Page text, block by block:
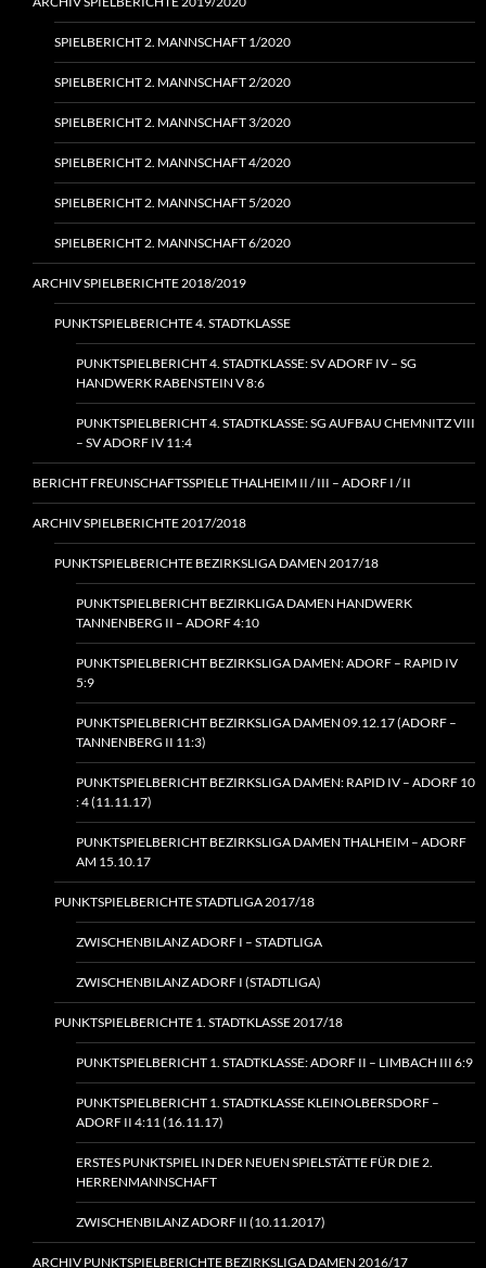
SPIELBERICHT 2. MANNSCHAFT 1/2020
SPIELBERICHT 2. MANNSCHAFT 2/2020
SPIELBERICHT 2. MANNSCHAFT 3/2020
SPIELBERICHT 2. MANNSCHAFT 4/2020
SPIELBERICHT 2. MANNSCHAFT 5/2020
SPIELBERICHT 2. MANNSCHAFT 6/2020
ARCHIV SPIELBERICHTE 2018/2019
PUNKTSPIELBERICHTE 4. STADTKLASSE
PUNKTSPIELBERICHT 4. STADTKLASSE: SV ADORF IV – SG
HANDWERK RABENSTEIN V 8:6
PUNKTSPIELBERICHT 4. STADTKLASSE: SG AUFBAU CHEMNITZ VIII
– SV ADORF IV 11:4
BERICHT FREUNSCHAFTSSPIELE THALHEIM II / III – ADORF I / II
ARCHIV SPIELBERICHTE 2017/2018
PUNKTSPIELBERICHTE BEZIRKSLIGA DAMEN 2017/18
PUNKTSPIELBERICHT BEZIRKLIGA DAMEN HANDWERK
TANNENBERG II – ADORF 4:10
PUNKTSPIELBERICHT BEZIRKSLIGA DAMEN: ADORF – RAPID IV
5:9
PUNKTSPIELBERICHT BEZIRKSLIGA DAMEN 09.12.17 (ADORF –
TANNENBERG II 11:3)
PUNKTSPIELBERICHT BEZIRKSLIGA DAMEN: RAPID IV – ADORF 10
: 4 (11.11.17)
PUNKTSPIELBERICHT BEZIRKSLIGA DAMEN THALHEIM – ADORF
AM 15.10.17
PUNKTSPIELBERICHTE STADTLIGA 2017/18
ZWISCHENBILANZ ADORF I – STADTLIGA
ZWISCHENBILANZ ADORF I (STADTLIGA)
PUNKTSPIELBERICHTE 1. STADTKLASSE 2017/18
PUNKTSPIELBERICHT 1. STADTKLASSE: ADORF II – LIMBACH III 6:9
PUNKTSPIELBERICHT 1. STADTKLASSE KLEINOLBERSDORF –
ADORF II 4:11 (16.11.17)
ERSTES PUNKTSPIEL IN DER NEUEN SPIELSTÄTTE FÜR DIE 2.
HERRENMANNSCHAFT
ZWISCHENBILANZ ADORF II (10.11.2017)
ARCHIV PUNKTSPIELBERICHTE BEZIRKSLIGA DAMEN 2016/17